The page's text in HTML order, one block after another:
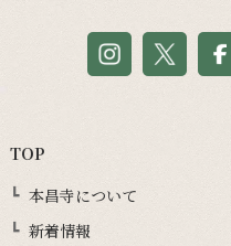
TOP
本昌寺について
新着情報